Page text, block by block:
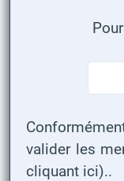
valider les
cliquant ici)..